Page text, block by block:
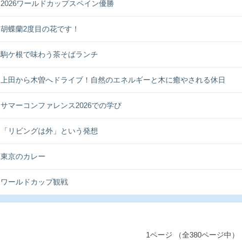
2026ワールドカップスペイン優勝
胡蝶蘭2度目の花です！
駒ケ根で味わう茶そばランチ
上田から木曽へドライブ！自然のエネルギーと木に癒やされる休日
サマーコンファレンス2026での学び
「リビングは外」という発想
東京のカレー
ワールドカップ観戦
1ページ （全380ページ中）